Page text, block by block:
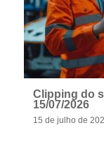
Clipping do
15/07/2026
15 de julho de